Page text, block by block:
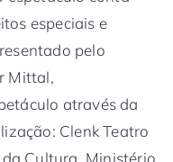
especiais e
pelo
Mittal,
através da
Clenk Teatro
Cultura, Ministério